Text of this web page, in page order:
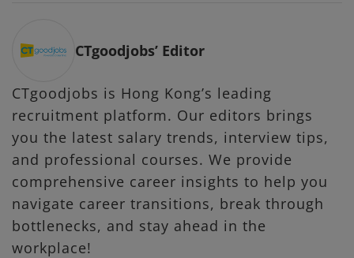
CTgoodjobs’ Editor
CTgoodjobs is Hong Kong’s leading
recruitment platform. Our editors brings
you the latest salary trends, interview tips,
and professional courses. We provide
comprehensive career insights to help you
navigate career transitions, break through
bottlenecks, and stay ahead in the
workplace!